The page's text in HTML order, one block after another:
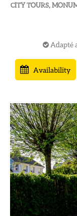
CITY TOURS,
Adapté
Availability